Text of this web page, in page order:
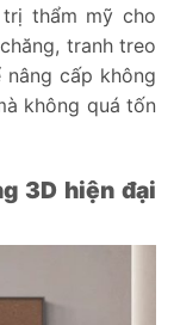
thẩm mỹ cho
tranh treo
cấp không
không quá tốn
3D hiện đại